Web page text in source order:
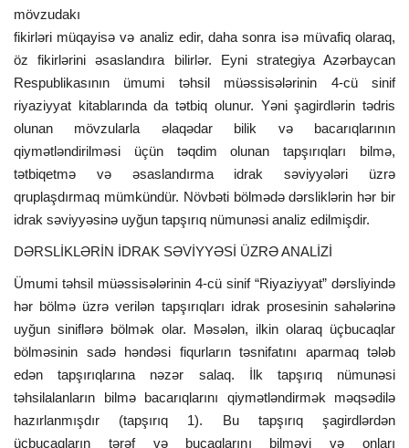
mövzudakı
fikirləri müqayisə və analiz edir, daha sonra isə müvafiq olaraq,
öz fikirlərini əsaslandıra bilirlər. Eyni strategiya Azərbaycan
Respublikasının ümumi təhsil müəssisələrinin 4-cü sinif
riyaziyyat kitablarında da tətbiq olunur. Yəni şagirdlərin tədris
olunan mövzularla əlaqədar bilik və bacarıqlarının
qiymətləndirilməsi üçün təqdim olunan tapşırıqları bilmə,
tətbiqetmə və əsaslandırma idrak səviyyələri üzrə
qruplaşdırmaq mümkündür. Növbəti bölmədə dərsliklərin hər bir
idrak səviyyəsinə uyğun tapşırıq nümunəsi analiz edilmişdir.
DƏRSLİKLƏRİN İDRAK SƏVİYYƏSİ ÜZRƏ ANALİZİ
Ümumi təhsil müəssisələrinin 4-cü sinif “Riyaziyyat” dərsliyində
hər bölmə üzrə verilən tapşırıqları idrak prosesinin sahələrinə
uyğun siniflərə bölmək olar. Məsələn, ilkin olaraq üçbucaqlar
bölməsinin sadə həndəsi fiqurların təsnifatını aparmaq tələb
edən tapşırıqlarına nəzər salaq. İlk tapşırıq nümunəsi
təhsilalanların bilmə bacarıqlarını qiymətləndirmək məqsədilə
hazırlanmışdır (tapşırıq 1). Bu tapşırıq şagirdlərdən
üçbucaqların tərəf və bucaqlarını bilməyi və onları